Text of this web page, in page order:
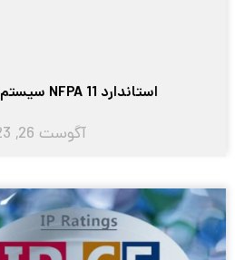
استاندارد NFPA 11 سیستم اطفا حریق فوم
آگوست 26, 2023